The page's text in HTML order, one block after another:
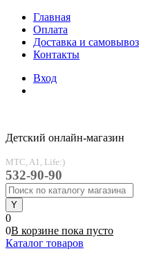
Главная
Оплата
Доставка и самовывоз
Контакты
Вход
Детский онлайн-магазин
MTC, A1, Life:)
532-90-90
0
0В корзине пока пусто
Каталог товаров